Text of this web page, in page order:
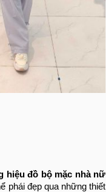
hiệu đồ bộ mặc nhà nữ
phái đẹp qua những thiết